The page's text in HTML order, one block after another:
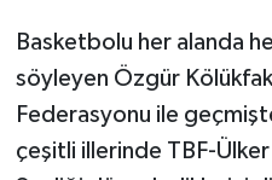
Basketbolu her alanda
söyleyen Özgür
Federasyonu ile
çeşitli illerinde TBF-